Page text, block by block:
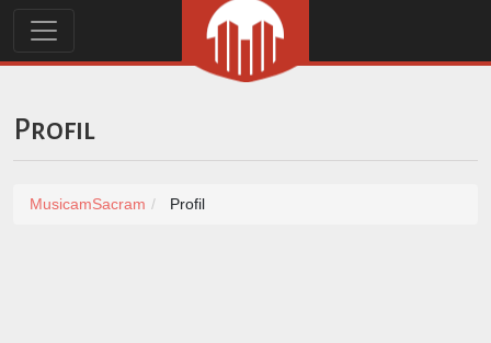
Profil
MusicamSacram Profil